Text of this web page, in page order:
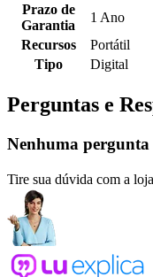
Prazo de
Garantia
1 Ano
Recursos
Portátil
Tipo
Digital
Perguntas e
Nenhuma
Tire sua dúvida com a